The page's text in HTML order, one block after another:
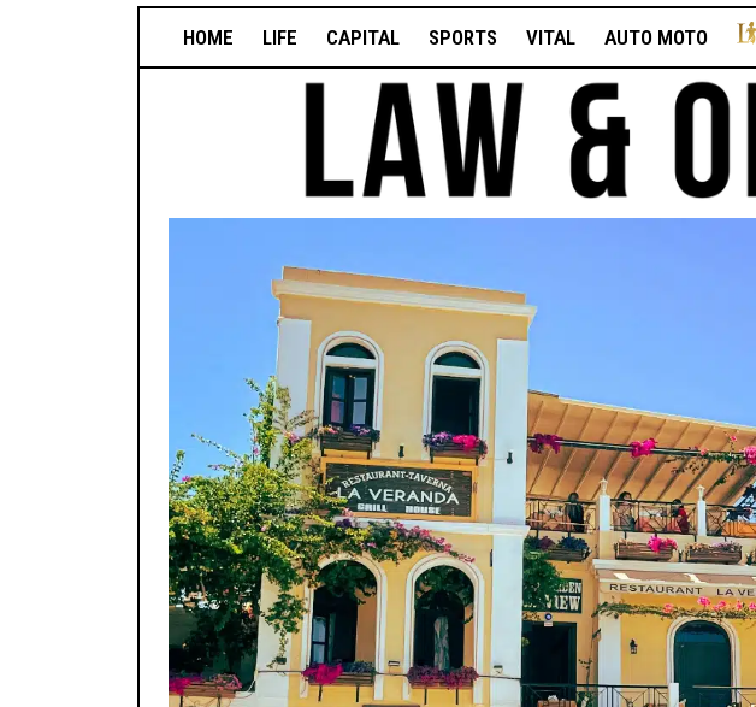
HOME LIFE CAPITAL SPORTS VITAL AUTO MOTO